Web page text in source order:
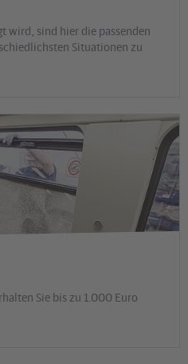
wird, sind hier die passenden
Situationen zu
Sie bis zu 1.000 Euro